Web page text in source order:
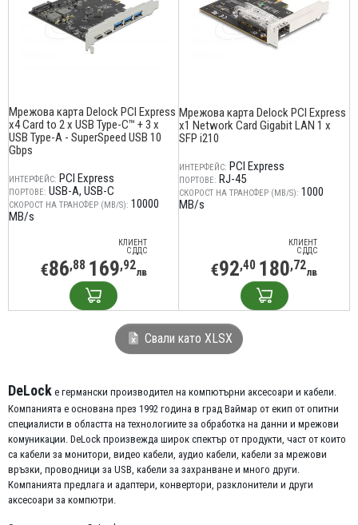
Мрежова карта Delock PCI Express
x4 Card to 2 x USB Type-C™ + 3 x
USB Type-A - SuperSpeed USB 10
Gbps
ИНТЕРФЕЙС: PCI Express
ПОРТОВЕ: USB-A USB-C
СКОРОСТ НА ТРАНСФЕР (MB/S): 10000
MB/s
КЛИЕНТ
С ДДС
€86,88 169,92лв
Мрежова карта Delock PCI Express
x1 Network Card Gigabit LAN 1 x
SFP i210
ИНТЕРФЕЙС: PCI Express
ПОРТОВЕ: RJ-45
СКОРОСТ НА ТРАНСФЕР (MB/S): 1000
MB/s
КЛИЕНТ
С ДДС
€92,40 180,72лв
Свали като XLSX
DeLock е германски производител на компютърни аксесоари и кабели.
Компанията е основана през 1992 година в град Ваймар от екип от опитни
специалисти в областта на технологиите за обработка на данни и мрежови
комуникации. DeLock произвежда широк спектър от продукти, част от които
са кабели за монитори, видео кабели, аудио кабели, кабели за мрежови
връзки, проводници за USB, кабели за захранване и много други.
Компанията предлага и адаптери, конвертори, разклонители и други
аксесоари за компютри.